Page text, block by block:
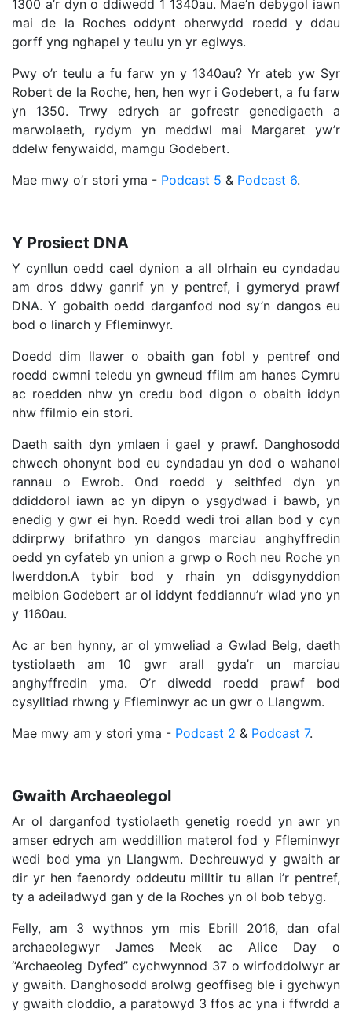
1300 a’r dyn o ddiwedd 1 1340au. Mae’n debygol iawn
mai de la Roches oddynt oherwydd roedd y ddau
gorff yng nghapel y teulu yn yr eglwys.
Pwy o’r teulu a fu farw yn y 1340au? Yr ateb yw Syr
Robert de la Roche, hen, hen wyr i Godebert, a fu farw
yn 1350. Trwy edrych ar gofrestr genedigaeth a
marwolaeth, rydym yn meddwl mai Margaret yw’r
ddelw fenywaidd, mamgu Godebert.
Mae mwy o’r stori yma - Podcast 5 & Podcast 6.
Y Prosiect DNA
Y cynllun oedd cael dynion a all olrhain eu cyndadau
am dros ddwy ganrif yn y pentref, i gymeryd prawf
DNA. Y gobaith oedd darganfod nod sy’n dangos eu
bod o linarch y Ffleminwyr.
Doedd dim llawer o obaith gan fobl y pentref ond
roedd cwmni teledu yn gwneud ffilm am hanes Cymru
ac roedden nhw yn credu bod digon o obaith iddyn
nhw ffilmio ein stori.
Daeth saith dyn ymlaen i gael y prawf. Danghosodd
chwech ohonynt bod eu cyndadau yn dod o wahanol
rannau o Ewrob. Ond roedd y seithfed dyn yn
ddiddorol iawn ac yn dipyn o ysgydwad i bawb, yn
enedig y gwr ei hyn. Roedd wedi troi allan bod y cyn
ddirprwy brifathro yn dangos marciau anghyffredin
oedd yn cyfateb yn union a grwp o Roch neu Roche yn
Iwerddon.A tybir bod y rhain yn ddisgynyddion
meibion Godebert ar ol iddynt feddiannu’r wlad yno yn
y 1160au.
Ac ar ben hynny, ar ol ymweliad a Gwlad Belg, daeth
tystiolaeth am 10 gwr arall gyda’r un marciau
anghyffredin yma. O’r diwedd roedd prawf bod
cysylltiad rhwng y Ffleminwyr ac un gwr o Llangwm.
Mae mwy am y stori yma - Podcast 2 & Podcast 7.
Gwaith Archaeolegol
Ar ol darganfod tystiolaeth genetig roedd yn awr yn
amser edrych am weddillion materol fod y Ffleminwyr
wedi bod yma yn Llangwm. Dechreuwyd y gwaith ar
dir yr hen faenordy oddeutu milltir tu allan i’r pentref,
ty a adeiladwyd gan y de la Roches yn ol bob tebyg.
Felly, am 3 wythnos ym mis Ebrill 2016, dan ofal
archaeolegwyr James Meek ac Alice Day o
“Archaeoleg Dyfed” cychwynnod 37 o wirfoddolwyr ar
y gwaith. Danghosodd arolwg geoffiseg ble i gychwyn
y gwaith cloddio, a paratowyd 3 ffos ac yna i ffwrdd a